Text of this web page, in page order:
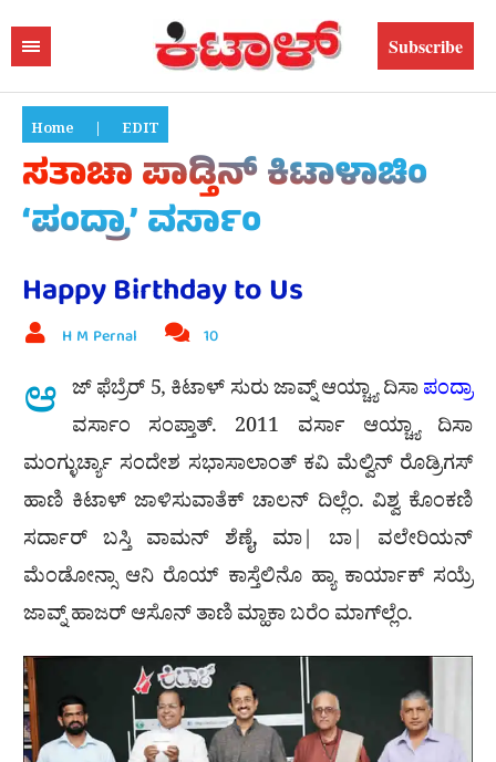
Subscribe
Home | EDIT
ಸತಾಚಾ ಪಾಡ್ತಿನ್ ಕಿಟಾಳಾಚಿಂ
‘ಪಂದ್ರಾ’ ವರ್ಸಾಂ
Happy Birthday to Us
H M Pernal 10
ಆ ಜ್ ಫೆಬ್ರೆರ್ 5, ಕಿಟಾಳ್ ಸುರು ಜಾವ್ನ್ ಆಯ್ಚ್ಯಾ ದಿಸಾಪಂದ್ರಾ
ವರ್ಸಾಂ ಸಂಪ್ತಾತ್. 2011 ವರ್ಸಾ ಆಯ್ಚ್ಯಾ ದಿಸಾ
ಮಂಗ್ಳುರ್ಚ್ಯಾ ಸಂದೇಶ ಸಭಾಸಾಲಾಂತ್ ಕವಿ ಮೆಲ್ವಿನ್ ರೊಡ್ರಿಗಸ್
ಹಾಣಿ ಕಿಟಾಳ್ ಜಾಳಿಸುವಾತೆಕ್ ಚಾಲನ್ ದಿಲ್ಲೆಂ. ವಿಶ್ವ ಕೊಂಕಣಿ
ಸರ್ದಾರ್ ಬಸ್ತಿ ವಾಮನ್ ಶೆಣೈ, ಮಾ| ಬಾ| ವಲೇರಿಯನ್
ಮೆಂಡೋನ್ಸಾ ಆನಿ ರೊಯ್ ಕಾಸ್ತೆಲಿನೊ ಹ್ಯಾ ಕಾರ್ಯಾಕ್ ಸಯ್ರೆ
ಜಾವ್ನ್ ಹಾಜರ್ ಆಸೊನ್ ತಾಣಿ ಮ್ಹಾಕಾ ಬರೆಂ ಮಾಗ್‌ಲ್ಲೆಂ.